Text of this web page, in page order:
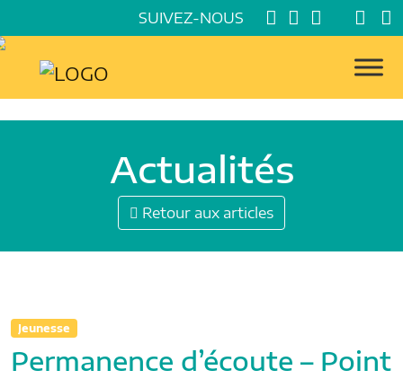
SUIVEZ-NOUS
Actualités
Retour aux articles
Jeunesse
Permanence d’écoute – Point